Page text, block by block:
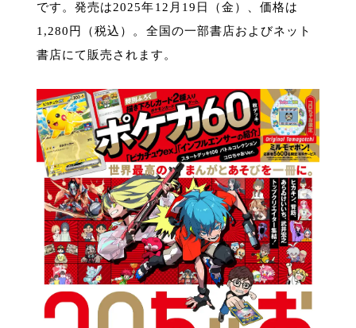
です。発売は2025年12月19日（金）、価格は
1,280円（税込）。全国の一部書店およびネット
書店にて販売されます。